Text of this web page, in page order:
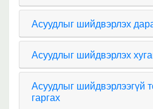
Асуудлыг шийдвэрлэх
Асуудлыг шийдвэрлэх
Асуудлыг шийдвэрлээгүй
гаргах